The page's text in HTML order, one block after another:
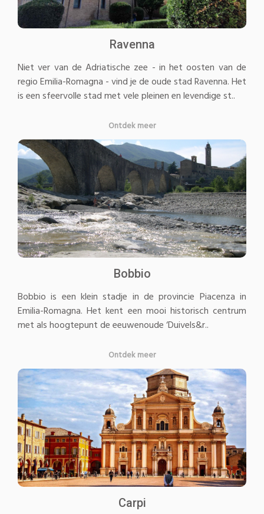
Ravenna
Niet ver van de Adriatische zee - in het oosten van de
regio Emilia-Romagna - vind je de oude stad Ravenna. Het
is een sfeervolle stad met vele pleinen en levendige st..
Ontdek meer
Bobbio
Bobbio is een klein stadje in de provincie Piacenza in
Emilia-Romagna. Het kent een mooi historisch centrum
met als hoogtepunt de eeuwenoude ‘Duivels&r..
Ontdek meer
Carpi